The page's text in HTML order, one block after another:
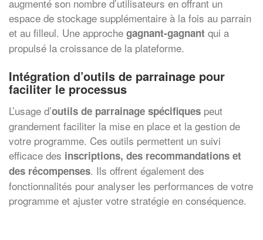
augmenté son nombre d’utilisateurs en offrant un
espace de stockage supplémentaire à la fois au parrain
et au filleul. Une approche gagnant-gagnant qui a
propulsé la croissance de la plateforme.
Intégration d’outils de parrainage pour
faciliter le processus
L’usage d’outils de parrainage spécifiques peut
grandement faciliter la mise en place et la gestion de
votre programme. Ces outils permettent un suivi
efficace des inscriptions, des recommandations et
des récompenses. Ils offrent également des
fonctionnalités pour analyser les performances de votre
programme et ajuster votre stratégie en conséquence.